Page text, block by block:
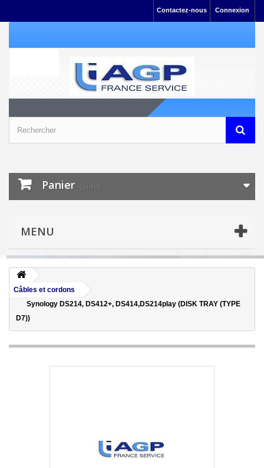
Connexion
Contactez-nous
Panier (vide)
MENU
Câbles et cordons
Synology DS214, DS412+, DS414,DS214play (DISK TRAY (TYPE
D7))